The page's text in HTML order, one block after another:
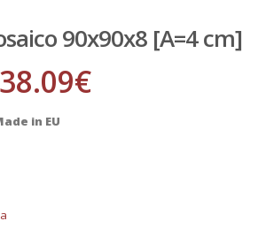
90x90x8 [A=4 cm]
€
in EU